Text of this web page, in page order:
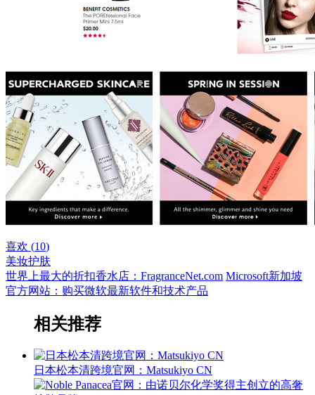
喜欢 (10)
美妆护肤
世界上最大的折扣香水店：FragranceNet.com Microsoft新加坡
官方网站：购买微软最新软件和技术产品
相关推荐
日本松本清跨境官网：Matsukiyo CN